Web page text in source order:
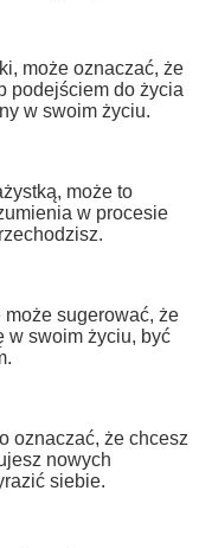
może oznaczać, że
podejściem do życia
w swoim życiu.
może to
w procesie
sugerować, że
w swoim życiu, być
oznaczać, że chcesz
nowych
siebie.